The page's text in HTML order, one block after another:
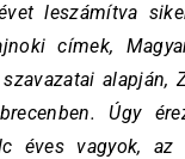
leszámítva
címek,
alapján,
Úgy
éves vagyok,